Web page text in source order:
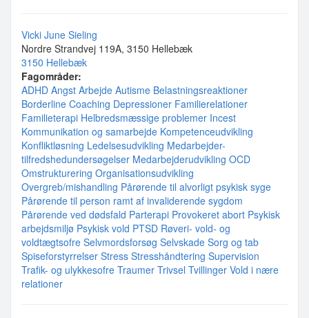
Vicki June Sieling
Nordre Strandvej 119A, 3150 Hellebæk
3150 Hellebæk
Fagområder:
ADHD Angst Arbejde Autisme Belastningsreaktioner
Borderline Coaching Depressioner Familierelationer
Familieterapi Helbredsmæssige problemer Incest
Kommunikation og samarbejde Kompetenceudvikling
Konfliktløsning Ledelsesudvikling Medarbejder-
tilfredshedundersøgelser Medarbejderudvikling OCD
Omstrukturering Organisationsudvikling
Overgreb/mishandling Pårørende til alvorligt psykisk syge
Pårørende til person ramt af invaliderende sygdom
Pårørende ved dødsfald Parterapi Provokeret abort Psykisk
arbejdsmiljø Psykisk vold PTSD Røveri- vold- og
voldtægtsofre Selvmordsforsøg Selvskade Sorg og tab
Spiseforstyrrelser Stress Stresshåndtering Supervision
Trafik- og ulykkesofre Traumer Trivsel Tvillinger Vold i nære
relationer